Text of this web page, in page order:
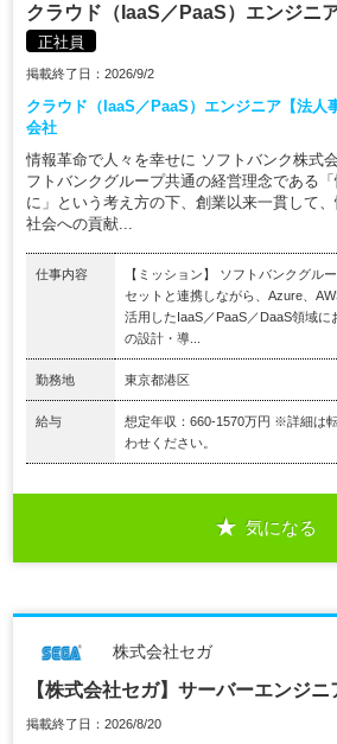
クラウド（IaaS／PaaS）エンジニ
正社員
掲載終了日：2026/9/2
クラウド（IaaS／PaaS）エンジニア【法人
会社
情報革命で人々を幸せに ソフトバンク株式
フトバンクグループ共通の経営理念である
に」という考え方の下、創業以来一貫して
社会への貢献...
仕事内容
【ミッション】 ソフトバンクグル
セットと連携しながら、Azure、
活用したIaaS／PaaS／DaaS領域に
の設計・導...
勤務地 東京都港区
給与
想定年収：660-1570万円 ※詳細は
わせください。
気になる
株式会社セガ
【株式会社セガ】サーバーエンジニ
掲載終了日：2026/8/20